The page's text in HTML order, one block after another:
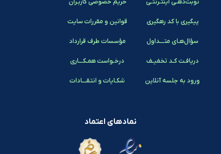
نوبت‌دهـی اینتـرنتـی
پیگیری با کد رهگیری
سؤال‌هـای متـــداول
دریافـت کـد تخفیـف
ورود به جلسه آنلاین
حریم خصوصی کاربـران
قوانین و مقررات سایت
مؤسسات طرف قرارداد
درخـواست همـکـــاری
شکـایات و انتقـــادات
نمادهای اعتماد